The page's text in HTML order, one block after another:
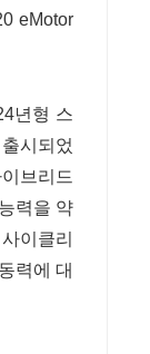
eMotor
년형 스
시되었
브리드
력을 약
이클리
력에 대